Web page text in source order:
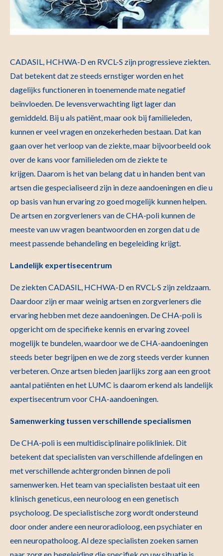
CADASIL, HCHWA-D en RVCL-S zijn progressieve ziekten.
Dat betekent dat ze steeds ernstiger worden en het
dagelijks functioneren in toenemende mate negatief
beïnvloeden. De levensverwachting ligt lager dan
gemiddeld. Bij u als patiënt, maar ook bij familieleden,
kunnen er veel vragen en onzekerheden bestaan. Dat kan
gaan over het verloop van de ziekte, maar bijvoorbeeld ook
over de kans voor familieleden om de ziekte te
krijgen. Daarom is het van belang dat u in handen bent van
artsen die gespecialiseerd zijn in deze aandoeningen en die u
op basis van hun ervaring zo goed mogelijk kunnen helpen.
De artsen en zorgverleners van de CHA-poli kunnen de
meeste van uw vragen beantwoorden en zorgen dat u de
meest passende behandeling en begeleiding krijgt.
Landelijk expertisecentrum
De ziekten CADASIL, HCHWA-D en RVCL-S zijn zeldzaam.
Daardoor zijn er maar weinig artsen en zorgverleners die
ervaring hebben met deze aandoeningen. De CHA-poli is
opgericht om de specifieke kennis en ervaring zoveel
mogelijk te bundelen, waardoor we de CHA-aandoeningen
steeds beter begrijpen en we de zorg steeds verder kunnen
verbeteren. Onze artsen bieden jaarlijks zorg aan een groot
aantal patiënten en het LUMC is daarom erkend als landelijk
expertisecentrum voor CHA-aandoeningen.
Samenwerking tussen verschillende specialismen
De CHA-poli is een multidisciplinaire polikliniek. Dit
betekent dat specialisten van verschillende afdelingen en
met verschillende achtergronden binnen de poli
samenwerken. Het team van specialisten bestaat uit een
klinisch geneticus, een neuroloog en een genetisch
psycholoog. De specialistische zorg wordt ondersteund
door onder andere een neuroradioloog, een psychiater en
een neuropatholoog. Al deze specialisten zoeken samen